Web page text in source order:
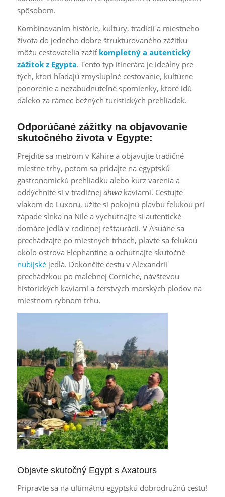
spôsobom.
Kombinovaním histórie, kultúry, tradícií a miestneho
života do jedného dobre štruktúrovaného zážitku
môžu cestovatelia zažiť kompletný a autentický
zážitok z Egypta. Tento typ itinerára je ideálny pre
tých, ktorí hľadajú zmysluplné cestovanie, kultúrne
ponorenie a nezabudnuteľné spomienky, ktoré idú
ďaleko za rámec bežných turistických prehliadok.
Odporúčané zážitky na objavovanie
skutočného života v Egypte:
Prejdite sa metrom v Káhire a objavujte tradičné
miestne trhy, potom sa pridajte na egyptskú
gastronomickú prehliadku alebo kurz varenia a
oddýchnite si v tradičnej ahwakaviarni. Cestujte
vlakom do Luxoru, užite si pokojnú plavbu felukou pri
západe slnka na Níle a vychutnajte si autentické
domáce jedlá v rodinnej reštaurácii. V Asuáne sa
prechádzajte po miestnych trhoch, plavte sa felukou
okolo ostrova Elephantine a ochutnajte skutočné
nubijskéjedlá. Dokončite cestu v Alexandrii
prechádzkou po malebnej Corniche, návštevou
historických kaviarní a čerstvých morských plodov na
miestnom rybnom trhu.
Objavte skutočný Egypt s Axatours
Pripravte sa na ultimátnu egyptskú dobrodružnú cestu!